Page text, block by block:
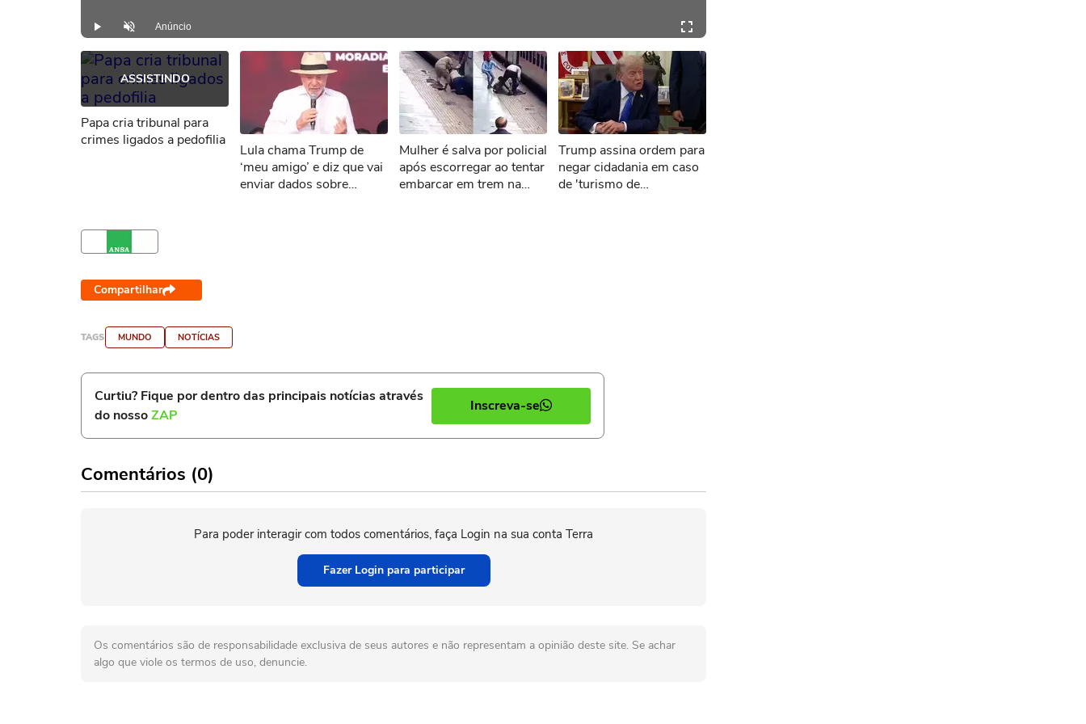
Play DesmutarAnúncio
ASSISTINDO
Papa cria tribunal para
crimes ligados a pedofilia
Lula chama Trump de
‘meu amigo’ e diz que vai
enviar dados sobre
Mulher é salva por policial
após escorregar ao tentar
embarcar em trem na
Trump assina ordem para
negar cidadania em caso
de 'turismo de
Compartilhar
TAGS MUNDO NOTÍCIAS
Curtiu? Fique por dentro das principais notícias através
do nossoZAP
Inscreva-se
Comentários (0)
Para poder interagir com todos comentários, faça Login na sua conta Terra
Fazer Login para participar
Os comentários são de responsabilidade exclusiva de seus autores e não representam a opinião deste site. Se achar
algo que viole os termos de uso, denuncie.